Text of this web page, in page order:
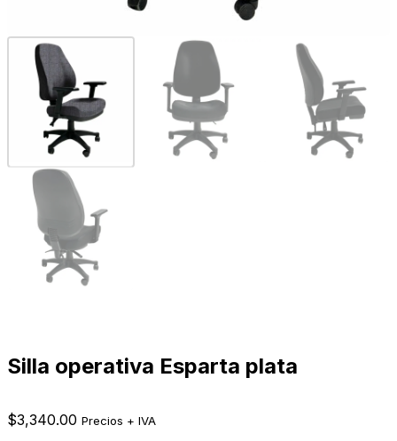
Silla operativa Esparta plata
$3,340.00 Precios + IVA